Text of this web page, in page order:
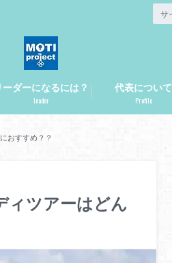
ーダーになるには？
leader
代表について
Profile
おすすめ？？
ィツアーはどん